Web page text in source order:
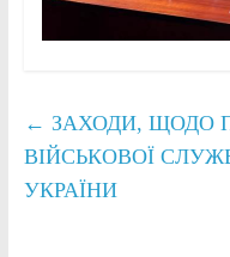
← ЗАХОДИ, ЩОДО
ВІЙСЬКОВОЇ
УКРАЇНИ